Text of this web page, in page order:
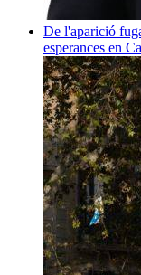
De l'aparició
esperances en